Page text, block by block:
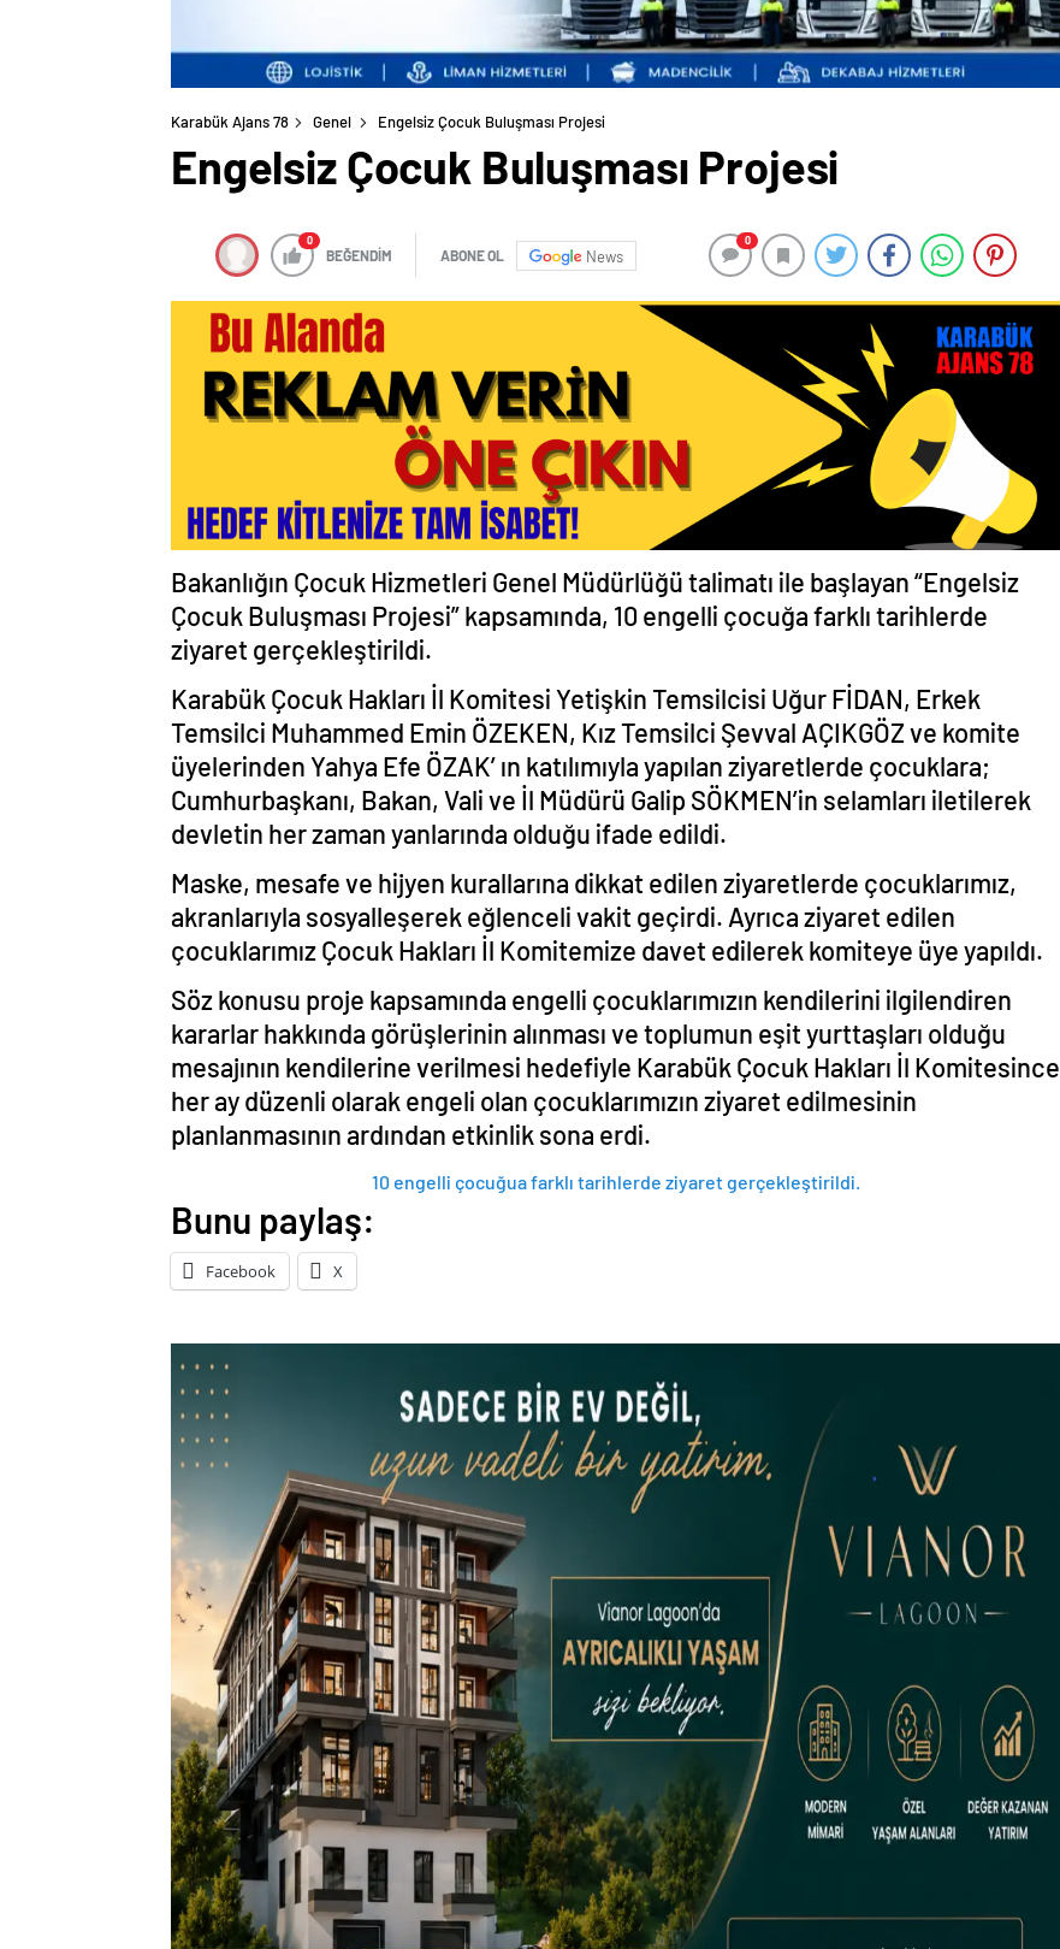
Karabük Ajans 78 Genel Engelsiz Çocuk Buluşması Projesi
Engelsiz Çocuk Buluşması Projesi
0
BEĞENDİM ABONE OL News
0
Bakanlığın Çocuk Hizmetleri Genel Müdürlüğü talimatı ile başlayan “Engelsiz
Çocuk Buluşması Projesi” kapsamında, 10 engelli çocuğa farklı tarihlerde
ziyaret gerçekleştirildi.
Karabük Çocuk Hakları İl Komitesi Yetişkin Temsilcisi Uğur FİDAN, Erkek
Temsilci Muhammed Emin ÖZEKEN, Kız Temsilci Şevval AÇIKGÖZ ve komite
üyelerinden Yahya Efe ÖZAK’ ın katılımıyla yapılan ziyaretlerde çocuklara;
Cumhurbaşkanı, Bakan, Vali ve İl Müdürü Galip SÖKMEN’in selamları iletilerek
devletin her zaman yanlarında olduğu ifade edildi.
Maske, mesafe ve hijyen kurallarına dikkat edilen ziyaretlerde çocuklarımız,
akranlarıyla sosyalleşerek eğlenceli vakit geçirdi. Ayrıca ziyaret edilen
çocuklarımız Çocuk Hakları İl Komitemize davet edilerek komiteye üye yapıldı.
Söz konusu proje kapsamında engelli çocuklarımızın kendilerini ilgilendiren
kararlar hakkında görüşlerinin alınması ve toplumun eşit yurttaşları olduğu
mesajının kendilerine verilmesi hedefiyle Karabük Çocuk Hakları İl Komitesince
her ay düzenli olarak engeli olan çocuklarımızın ziyaret edilmesinin
planlanmasının ardından etkinlik sona erdi.
10 engelli çocuğua farklı tarihlerde ziyaret gerçekleştirildi.
Bunu paylaş:
Facebook X